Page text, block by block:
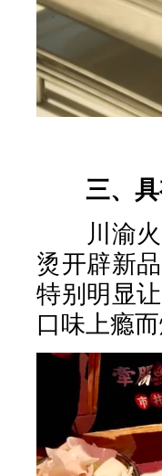
三、
川渝火
烫开辟新
特别明显
口味上瘾